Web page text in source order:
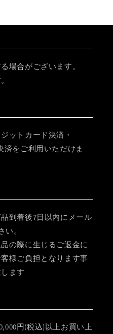
場合がございます。
ットカード決済・
済をご利用いただけま
到着後7日以内にメール
い。
の際に生じるご返金に
様ご負担となります事
ます
円(税込)以上お買い上